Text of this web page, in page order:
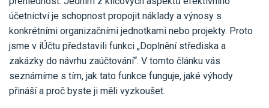
Online účetnictví
Online daňová evidence
Online fakturace
Propojení s bankou
Ceník
Účetní služby
Pro uživatele iÚčto
Pro koho je určené
účetnictví je schopnost propojit náklady a výnosy s
konkrétními organizačními jednotkami nebo projekty. Proto
jsme v iÚčtu představili funkci „Doplnění střediska a
zakázky do návrhu zaúčtování“. V tomto článku vás
seznámíme s tím, jak tato funkce funguje, jaké výhody
přináší a proč byste ji měli vyzkoušet.